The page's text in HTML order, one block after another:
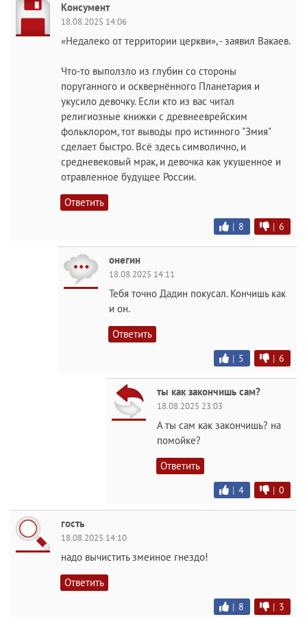
Консумент
18.08.2025 14:06
«Недалеко от территории церкви», - заявил Вакаев.
Что-то выползло из глубин со стороны
поруганного и осквернённого Планетария и
укусило девочку. Если кто из вас читал
религиозные книжки с древнееврейским
фольклором, тот выводы про истинного "Змия"
сделает быстро. Всё здесь символично, и
средневековый мрак, и девочка как укушенное и
отравленное будущее России.
Ответить
| 8 | 6
онегин
18.08.2025 14:11
Тебя точно Дадин покусал. Кончишь как
и он.
Ответить
| 5 | 6
ты как закончишь сам?
18.08.2025 23:03
А ты сам как закончишь? на
помойке?
Ответить
| 4 | 0
гость
18.08.2025 14:10
надо вычистить змеиное гнездо!
Ответить
| 8 | 3